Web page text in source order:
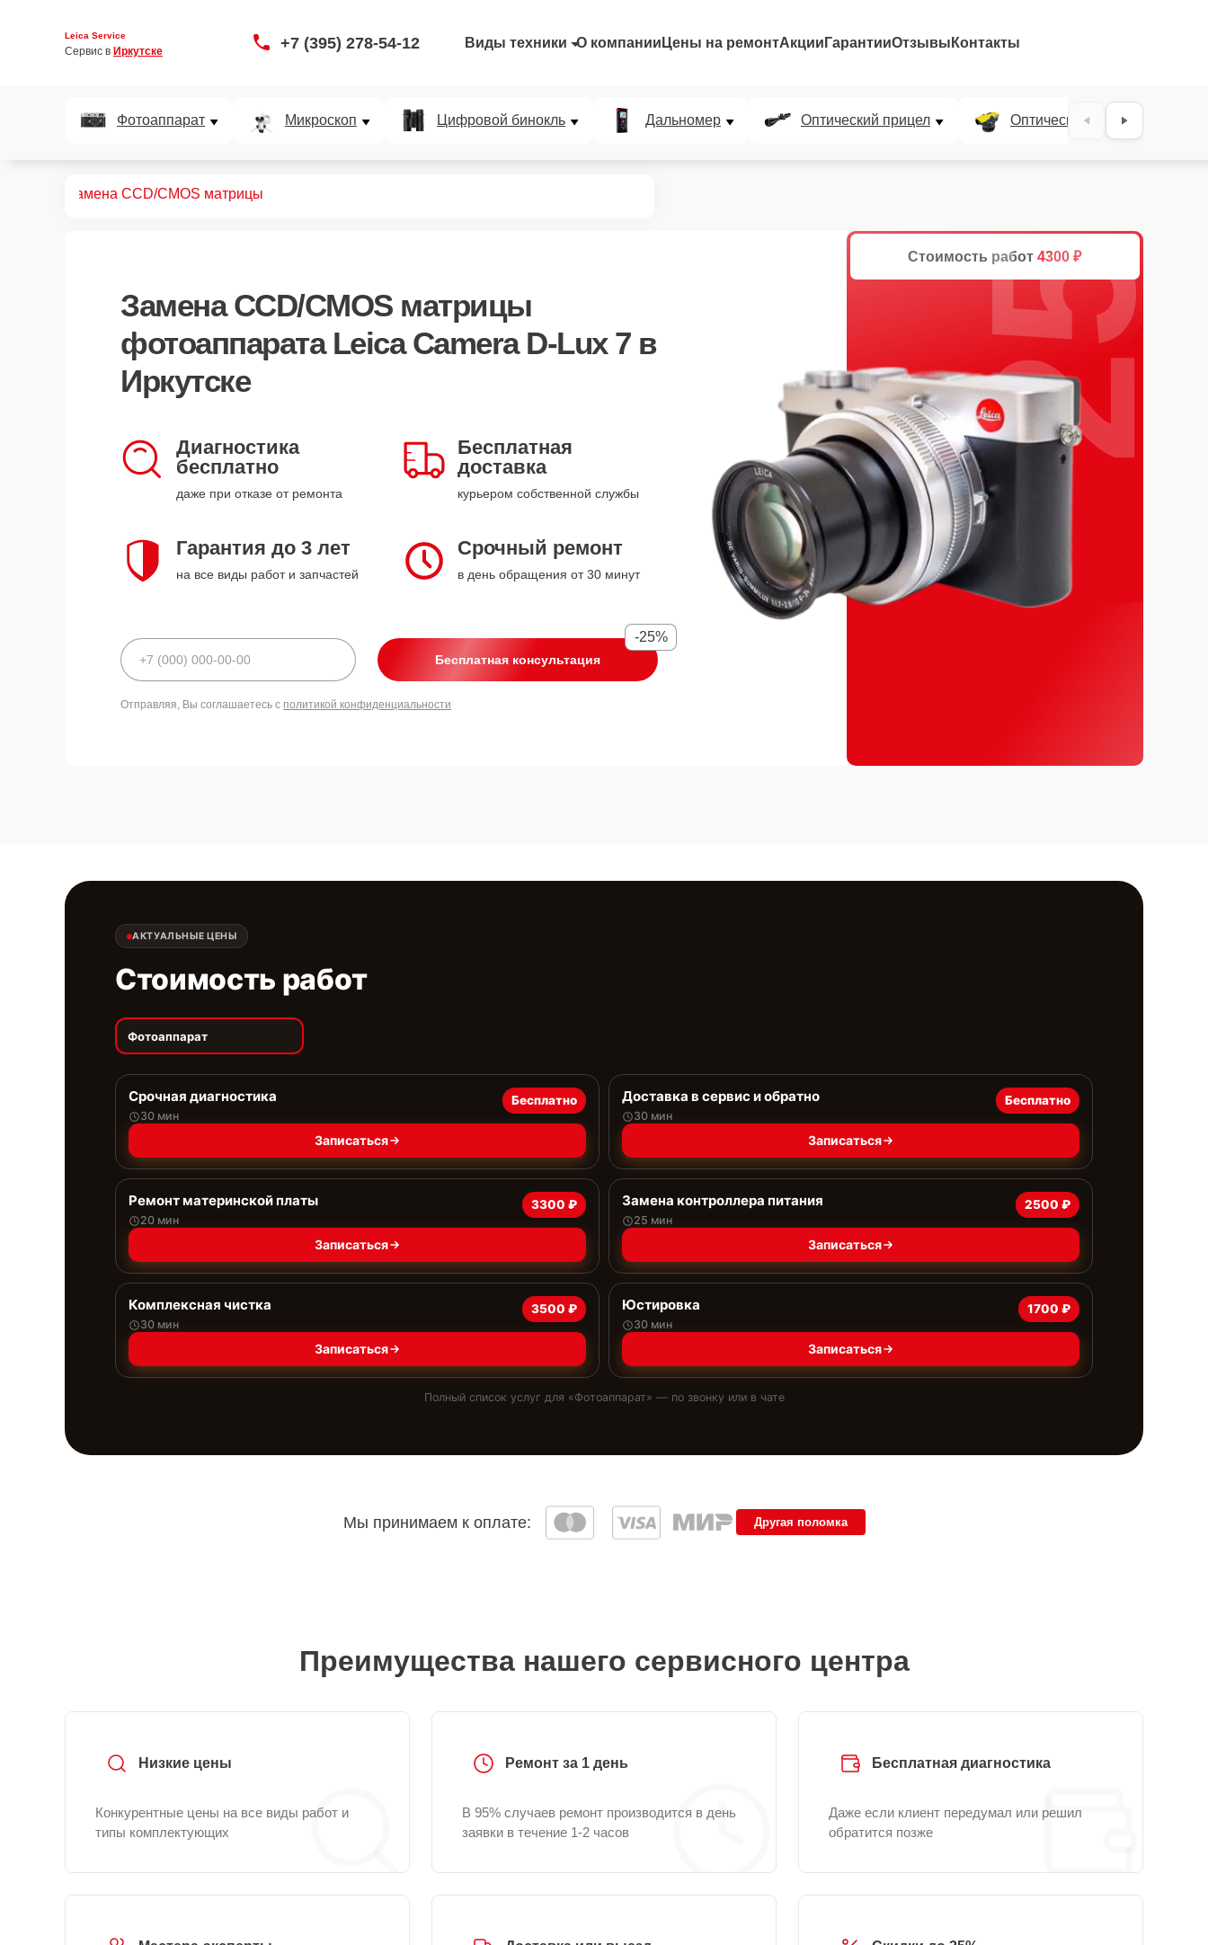
Leica Service
Сервис в Иркутске +7 (395) 278-54-12 Виды техники О компании Цены на ремонтАкции ГарантииОтзывы Контакты
Фотоаппарат Микроскоп Цифровой бинокль Дальномер Оптический прицел Оптический нивелир
Замена CCD/CMOS матрицы
Замена CCD/CMOS матрицы
фотоаппарата Leica Camera D-Lux 7 в
Иркутске
Диагностика
бесплатно
даже при отказе от ремонта
Бесплатная
доставка
курьером собственной службы
Гарантия до 3 лет
на все виды работ и запчастей
Срочный ремонт
в день обращения от 30 минут
Бесплатная консультация
-25%
Отправляя, Вы соглашаетесь с политикой конфиденциальности
Стоимость работ 4300 ₽
25%
АКТУАЛЬНЫЕ ЦЕНЫ
Стоимость работ
Фотоаппарат
Срочная диагностика
30 мин
Бесплатно
Записаться
Доставка в сервис и обратно
30 мин
Бесплатно
Записаться
Ремонт материнской платы
20 мин
3300 ₽
Записаться
Замена контроллера питания
25 мин
2500 ₽
Записаться
Комплексная чистка
30 мин
3500 ₽
Записаться
Юстировка
30 мин
1700 ₽
Записаться
Полный список услуг для «Фотоаппарат» — по звонку или в чате
Мы принимаем к оплате: Другая поломка
Преимущества нашего сервисного центра
Низкие цены
Конкурентные цены на все виды работ и
типы комплектующих
Ремонт за 1 день
В 95% случаев ремонт производится в день
заявки в течение 1-2 часов
Бесплатная диагностика
Даже если клиент передумал или решил
обратится позже